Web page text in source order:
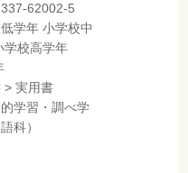
62002-5
学年 小学校中
学校高学年
> 実用書
的学習・調べ学
科）